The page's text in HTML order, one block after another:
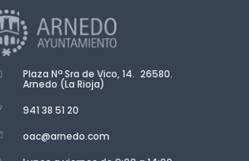
Plaza Nª Sra de Vico, 14. 26580.
Arnedo (La Rioja)
941 38 51 20
oac@arnedo.com